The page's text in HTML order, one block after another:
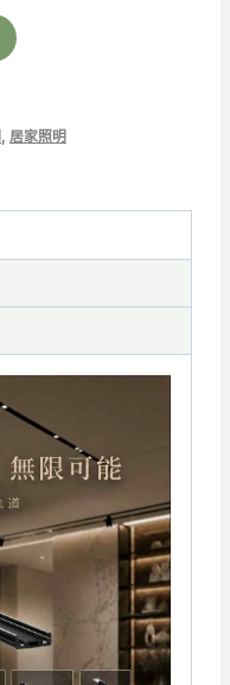
, 居家照明